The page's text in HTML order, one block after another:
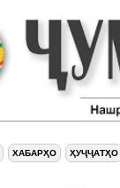
ХАБАРҲО ҲУҶҶАТҲО